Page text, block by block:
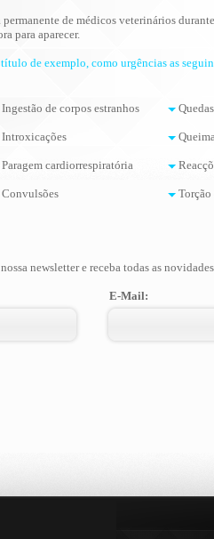
permanente de médicos veterinários
para aparecer.
de exemplo, como urgências as
Ingestão de corpos estranhos
Introxicações
Paragem cardiorrespiratória
Convulsões
Quedas
Torção
newsletter e receba todas as
E-Mail: